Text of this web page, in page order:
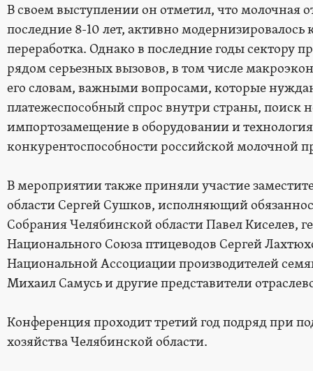
В своем выступлении он отметил, что молочная
последние 8-10 лет, активно модернизировалось
переработка. Однако в последние годы сектору
рядом серьезных вызовов, в том числе
его словам, важными вопросами, которые
платежеспособный спрос внутри страны, поиск
импортозамещение в оборудовании и
конкурентоспособности российской
В мероприятии также приняли участие
области Сергей Сушков, исполняющий
Собрания Челябинской области Павел Киселев,
Национального Союза птицеводов Сергей
Национальной Ассоциации производителей
Михаил Самусь и другие представители
Конференция проходит третий год подряд при
хозяйства Челябинской области.